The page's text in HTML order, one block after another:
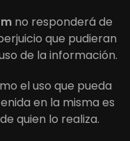
no responderá de
que pudieran
de la información.
el uso que pueda
en la misma es
quien lo realiza.